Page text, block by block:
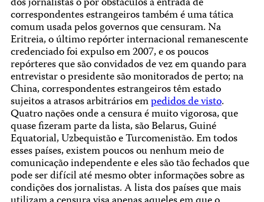
dos jornalistas o por obstáculos à entrada de
correspondentes estrangeiros também é uma tática
comum usada pelos governos que censuram. Na
Eritreia, o último repórter internacional remanescente
credenciado foi expulso em 2007, e os poucos
repórteres que são convidados de vez em quando para
entrevistar o presidente são monitorados de perto; na
China, correspondentes estrangeiros têm estado
sujeitos a atrasos arbitrários empedidos de visto.
Quatro nações onde a censura é muito vigorosa, que
quase fizeram parte da lista, são Belarus, Guiné
Equatorial, Uzbequistão e Turcomenistão. Em todos
esses países, existem poucos ou nenhum meio de
comunicação independente e eles são tão fechados que
pode ser difícil até mesmo obter informações sobre as
condições dos jornalistas. A lista dos países que mais